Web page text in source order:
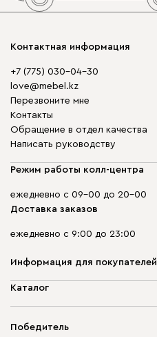
Контактная информация
+7 (775) 030-04-30
love@mebel.kz
Перезвоните мне
Контакты
Обращение в отдел качества
Написать руководству
Режим работы колл-центра
ежедневно с 09-00 до 20-00
Доставка заказов
ежедневно с 9:00 до 23:00
Информация для покупателей
О компании
Гарантия
Каталог
Корпусная мебель
Победитель